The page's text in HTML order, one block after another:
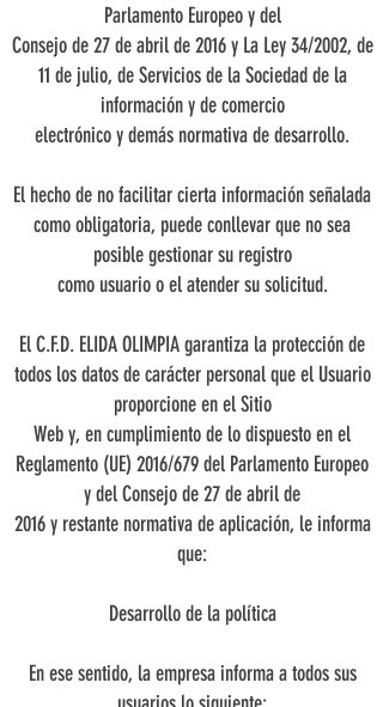
Parlamento Europeo y del
Consejo de 27 de abril de 2016 y La Ley 34/2002, de
11 de julio, de Servicios de la Sociedad de la
información y de comercio
electrónico y demás normativa de desarrollo.
El hecho de no facilitar cierta información señalada
como obligatoria, puede conllevar que no sea
posible gestionar su registro
como usuario o el atender su solicitud.
El C.F.D. ELIDA OLIMPIA garantiza la protección de
todos los datos de carácter personal que el Usuario
proporcione en el Sitio
Web y, en cumplimiento de lo dispuesto en el
Reglamento (UE) 2016/679 del Parlamento Europeo
y del Consejo de 27 de abril de
2016 y restante normativa de aplicación, le informa
que:
Desarrollo de la política
En ese sentido, la empresa informa a todos sus